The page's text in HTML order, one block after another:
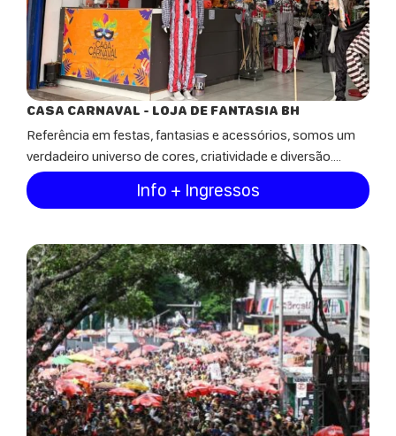
CASA CARNAVAL - LOJA DE FANTASIA BH
Referência em festas, fantasias e acessórios, somos um
verdadeiro universo de cores, criatividade e diversão....
Info + Ingressos